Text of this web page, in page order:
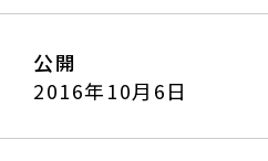
公開
2016年10月6日